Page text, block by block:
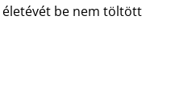
életévét be nem töltött